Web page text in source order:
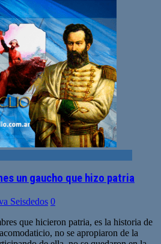
un gaucho que hizo patria
Seisdedos 0
que hicieron patria, es la historia de
no se apropiaron de la